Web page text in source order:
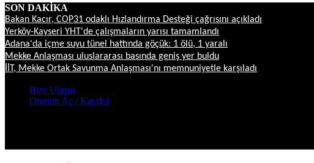
SON DAKİKA
Bakan Kacır, COP31 odaklı Hızlandırma Desteği çağrısını açıkladı
Yerköy-Kayseri YHT'de çalışmaların yarısı tamamlandı
Adana'da içme suyu tünel hattında göçük: 1 ölü, 1 yaralı
Mekke Anlaşması uluslararası basında geniş yer buldu
İİT, Mekke Ortak Savunma Anlaşması'nı memnuniyetle karşıladı
Bize Ulaşın
Oturum Aç / Kaydol